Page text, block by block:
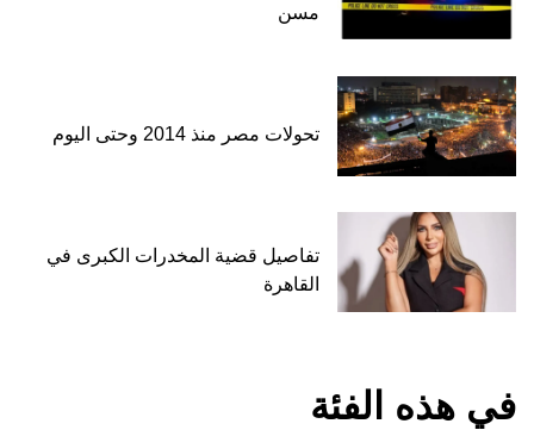
مسن
تحولات مصر منذ 2014 وحتى اليوم
تفاصيل قضية المخدرات الكبرى في
القاهرة
في هذه الفئة